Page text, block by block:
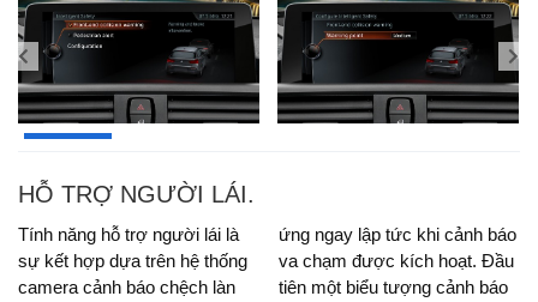
HỖ TRỢ NGƯỜI LÁI.
Tính năng hỗ trợ người lái là
sự kết hợp dựa trên hệ thống
camera cảnh báo chệch làn
ứng ngay lập tức khi cảnh báo
va chạm được kích hoạt. Đầu
tiên một biểu tượng cảnh báo